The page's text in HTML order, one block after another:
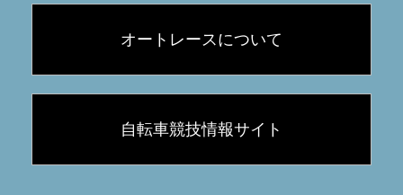
オートレースについて
自転車競技情報サイト